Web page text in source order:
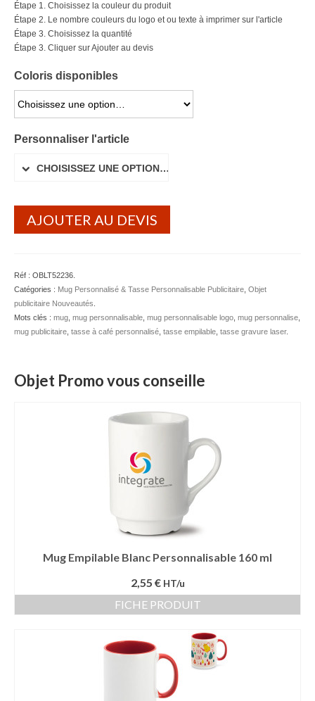
Haut-parleur Bluetooth
Lunettes de soleil
Porte-badge Tour de cou
Porte-clés personnalisé
Porte-monnaie Porte Carte Portefeuille
Serviette Personnalisée
Voiture Goodies
Gourde Personnalisable
Bouteille Personnalisable
Mug & Tasse
Tasse Expresso publicitaire
Bouteille & Mug Isotherme
Bouteille isotherme
Mug isotherme
Chemise Publicitaire
Polo Publicitaire
Tee-shirt publicitaire
Vêtement Haute Visibilité
Étape 1. Choisissez la couleur du produit
Étape 2. Le nombre couleurs du logo et ou texte à imprimer sur l'article
Étape 3. Choisissez la quantité
Étape 3. Cliquer sur Ajouter au devis
Coloris disponibles
CHOISISSEZ UNE OPTION…
Personnaliser l'article
CHOISISSEZ UNE OPTION…
AJOUTER AU DEVIS
Réf : OBLT52236
Catégories : Mug Personnalisé & Tasse Personnalisable Publicitaire Objet
publicitaire Nouveautés
Mots clés : mug mug personnalisable mug personnalisable logo mug personnalise
mug publicitaire tasse à café personnalisé tasse empilable tasse gravure laser.
Objet Promo vous conseille
Mug Empilable Blanc Personnalisable 160 ml
2,55 € HT/u
FICHE PRODUIT